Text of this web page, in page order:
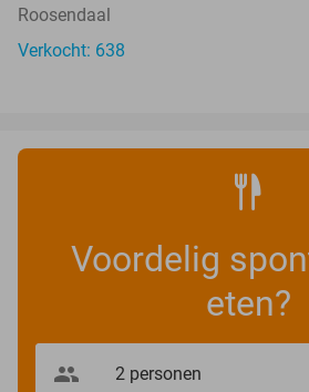
Roosendaal
Verkocht: 638
Voordelig
eten?